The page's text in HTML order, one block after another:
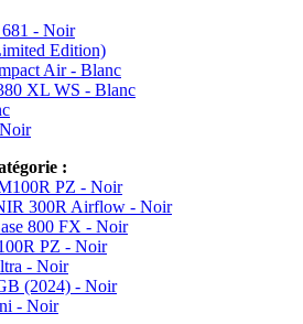
- Noir
Edition)
Air - Blanc
XL WS - Blanc
:
PZ - Noir
300R Airflow - Noir
800 FX - Noir
PZ - Noir
- Noir
(2024) - Noir
- Noir